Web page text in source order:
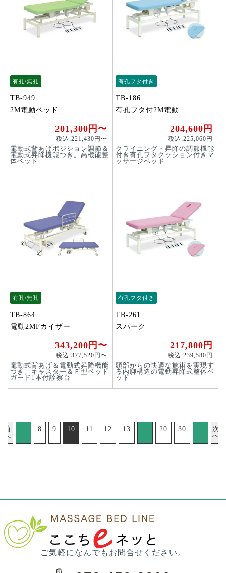
有孔/無孔
TB-949
2M電動ベッド
201,300円〜
税込:221,430円〜
電動式背あげポジション調節＆
電動式昇降機能つき。高機能整
体ベッド
有孔フタ付き
TB-186
有孔フタ付2M電動
204,600円
税込:225,060円
クライニング・昇降の調節機能
付き有孔フタクッション付きマ
ッサージベッド
有孔/無孔
TB-864
電動2MFカイザー
343,200円〜
税込:377,520円〜
電動式背あげ＆電動式昇降機能
つき。キャスター＆Ｆ型ベッド
ガード1本付診察台
有孔フタ付き
TB-261
スパーク
217,800円
税込:239,580円
頭部からの快適な施術を実現す
る内脚構造の電動昇降式整体ベ
ッド
前
へ
... 8 9 10 11 12 13 ... 20 30 ...
次
へ
ご気軽になんでもお問合せください。